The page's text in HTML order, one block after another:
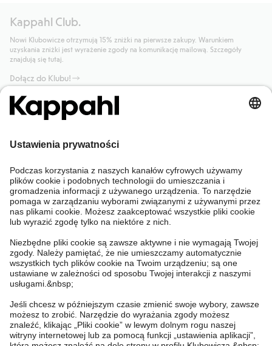
Kappahl Club.
Nowi Klubowicze otrzymują 15% zniżki na pierwsze zakupy. Warunkiem
uzyskania zniżki jest wyrażenie zgody na komunikację mailową. Szczegóły
znajdują się tutaj.
Dołącz do Klubu!
Potrzebujesz pomocy?
Sklep internetowy
Częste pytania
Twoje zamówienie
Skontaktuj się z nami
Znajdź sklep
Kappahl Club
Mój profil
Kappahl Club
Warunki członkostwa
O nas
O Kappahl Group
Zrównoważony rozwój
Praca u nas
Warunki i zasady
Ogólne warunki zakupu
Więcej od nas